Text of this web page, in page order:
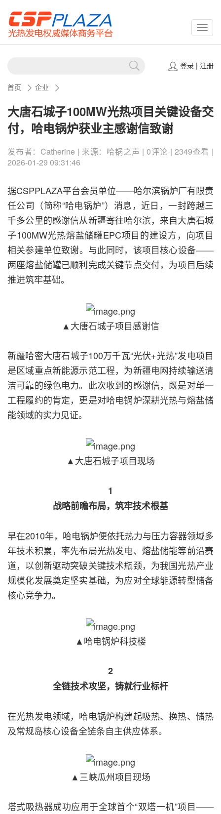
登录| 注册
首页 企业
大唐石城子100MW光热项目关键设备交
付，哈电锅炉获业主感谢信致谢
发布者：Catherine | 来源：哈锅之声 | 0评论 | 2349查看 |
2026-01-29 09:31:46
据CSPPLAZA平台会员单位——哈尔滨锅炉厂有限责
任公司（简称“哈电锅炉”）消息，近日，一封跨越三
千多公里的感谢信从新疆寄往哈尔滨，来自大唐石城
子100MW光热熔盐储罐EPC项目的建设方，向项目
相关参建单位致谢。与此同时，该项目核心设备——
两座熔盐储罐已顺利完成关键节点交付，为项目后续
推进筑牢基础。
▲大唐石城子项目感谢信
新疆哈密大唐石城子100万千瓦“光伏+光热”发电项目
是区域重点新能源示范工程，为新疆电网持续输送清
洁可靠的绿色电力。此次收到的感谢信，既是对单一
工程履约的肯定，更是对哈电锅炉深耕光热与熔盐储
能领域的实力见证。
▲大唐石城子项目现场
1
战略前瞻布局，筑牢技术根基
早在2010年，哈电锅炉便依托热力与压力容器领域多
年技术积累，率先布局光热发电、熔盐储能等前沿赛
道，以创新驱动突破关键技术瓶颈，为我国光热产业
规模化发展奠定坚实基础，为应对全球能源转型储备
核心竞争力。
▲哈电锅炉科技楼
2
全链技术攻坚，铸就行业标杆
在光热发电领域，哈电锅炉构建起吸热、换热、储热
及常规岛核心设备全链条自主供应体系。
▲三峡瓜州项目现场
塔式吸热器成功应用于全球首个“双塔一机”项目——